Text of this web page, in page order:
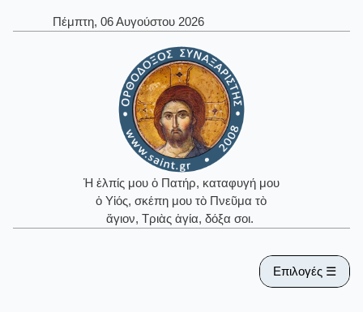
Πέμπτη, 06 Αυγούστου 2026
Ἡ ἐλπίς μου ὁ Πατήρ, καταφυγή μου
ὁ Υἱός, σκέπη μου τὸ Πνεῦμα τὸ
ἅγιον, Τριὰς ἁγία, δόξα σοι.
Επιλογές ☰